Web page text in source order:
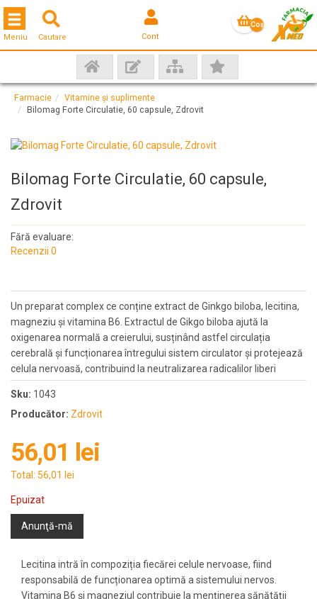
Cautare Cont
Coş
Toggle navigation
Meniu
Farmacie
Vitamine și suplimente
Bilomag Forte Circulatie, 60 capsule, Zdrovit
Bilomag Forte Circulatie, 60 capsule,
Zdrovit
Fără evaluare:
Recenzii 0
Un preparat complex ce conține extract de Ginkgo biloba, lecitina,
magneziu și vitamina B6. Extractul de Gikgo biloba ajută la
oxigenarea normală a creierului, susținând astfel circulația
cerebrală și funcționarea întregului sistem circulator și protejează
celula nervoasă, contribuind la neutralizarea radicalilor liberi
Sku: 1043
Producător: Zdrovit
56,01 lei
Total: 56,01 lei
Epuizat
Anunţă-mă
Lecitina intră în compoziția fiecărei celule nervoase, fiind
responsabilă de funcționarea optimă a sistemului nervos.
Vitamina B6 și magneziul contribuie la menținerea sănătății